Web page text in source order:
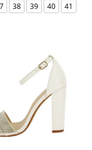
38 39 40 41